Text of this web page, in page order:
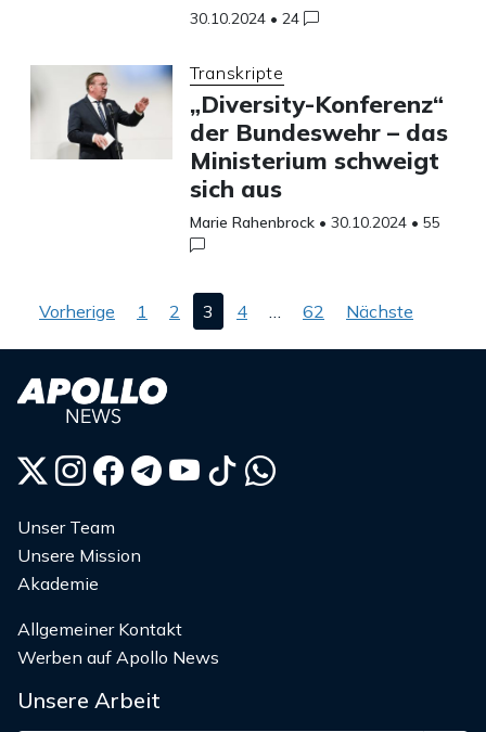
30.10.2024 • 24
Transkripte
„Diversity-Konferenz“
der Bundeswehr – das
Ministerium schweigt
sich aus
Marie Rahenbrock • 30.10.2024 • 55
Seitennummerierung
der
Beiträge
Vorherige 1 2 3 4 62 Nächste
Unser Team
Unsere Mission
Akademie
Allgemeiner Kontakt
Werben auf Apollo News
Unsere Arbeit